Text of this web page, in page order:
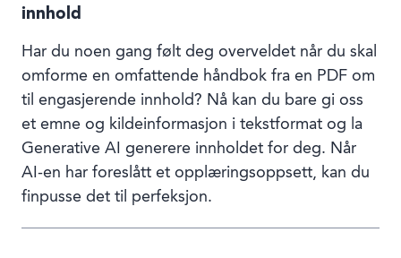
innhold
Har du noen gang følt deg overveldet når du skal
omforme en omfattende håndbok fra en PDF om
til engasjerende innhold? Nå kan du bare gi oss
et emne og kildeinformasjon i tekstformat og la
Generative AI generere innholdet for deg. Når
AI-en har foreslått et opplæringsoppsett, kan du
finpusse det til perfeksjon.